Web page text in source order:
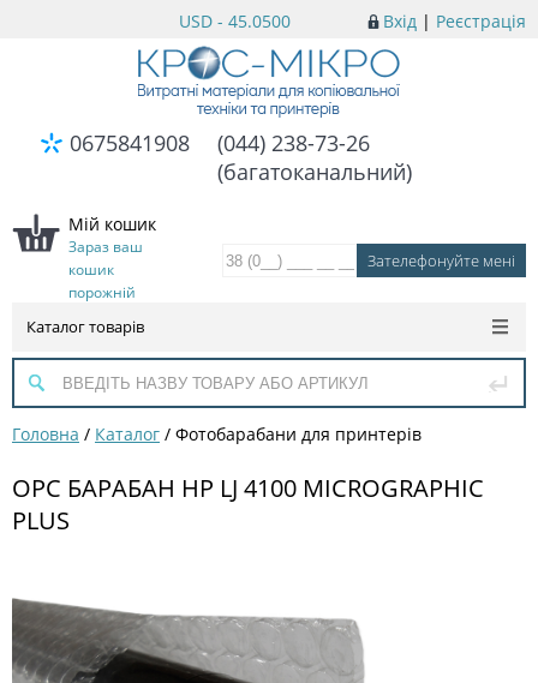
Вхід | Реєстрація
USD - 45.0500
0675841908
(044) 238-73-26
(багатоканальний)
Мій кошик
Зараз ваш
кошик
порожній
Каталог товарів
Головна / Каталог / Фотобарабани для принтерів
OPC БАРАБАН HP LJ 4100 MICROGRAPHIC
PLUS